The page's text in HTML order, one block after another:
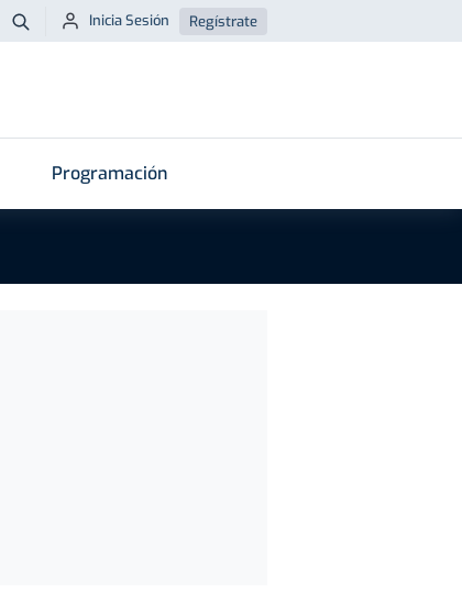
Buscar
Inicia Sesión Regístrate
Programación